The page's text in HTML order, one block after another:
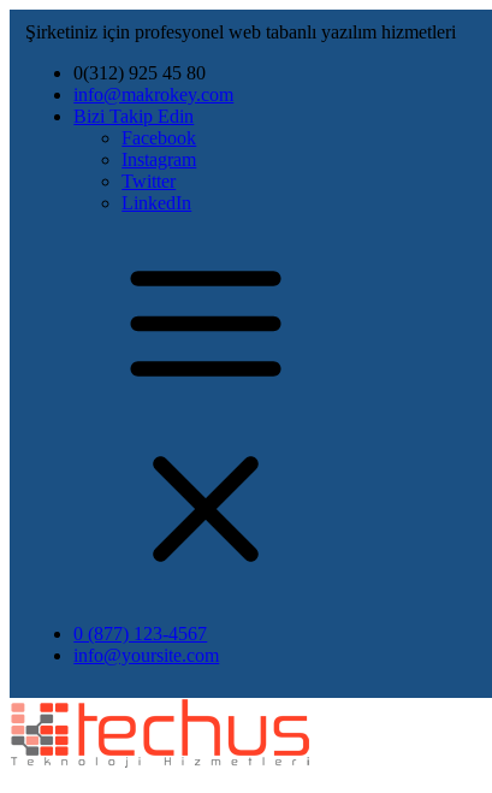
Şirketiniz için profesyonel web tabanlı yazılım hizmetleri
0(312) 925 45 80
info@makrokey.com
Bizi Takip Edin
Facebook
Instagram
Twitter
LinkedIn
0 (877) 123-4567
info@yoursite.com